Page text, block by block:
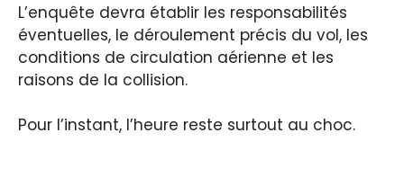
L’enquête devra établir les responsabilités
éventuelles, le déroulement précis du vol, les
conditions de circulation aérienne et les
raisons de la collision.
Pour l’instant, l’heure reste surtout au choc.